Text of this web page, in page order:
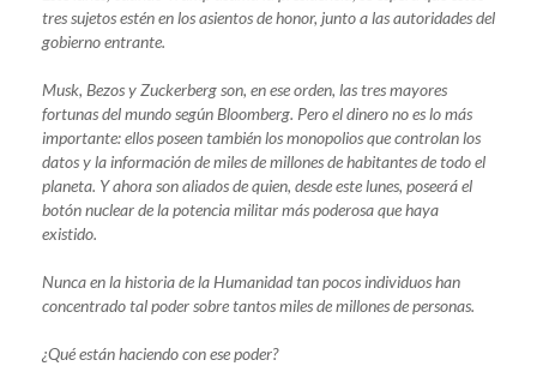
tres sujetos estén en los asientos de honor, junto a las autoridades del
gobierno entrante.
Musk, Bezos y Zuckerberg son, en ese orden, las tres mayores
fortunas del mundo según Bloomberg. Pero el dinero no es lo más
importante: ellos poseen también los monopolios que controlan los
datos y la información de miles de millones de habitantes de todo el
planeta. Y ahora son aliados de quien, desde este lunes, poseerá el
botón nuclear de la potencia militar más poderosa que haya
existido.
Nunca en la historia de la Humanidad tan pocos individuos han
concentrado tal poder sobre tantos miles de millones de personas.
¿Qué están haciendo con ese poder?